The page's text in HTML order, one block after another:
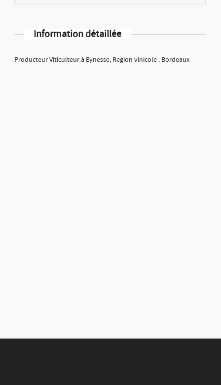
Information détaillée
Producteur Viticulteur à Eynesse, Region vinicole : Bordeaux